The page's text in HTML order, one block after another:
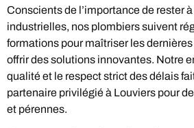
Conscients de l’importance de rester
industrielles, nos plombiers suivent
formations pour maîtriser les
offrir des solutions innovantes. Notre
qualité et le respect strict des délais
partenaire privilégié à Louviers pour
et pérennes.